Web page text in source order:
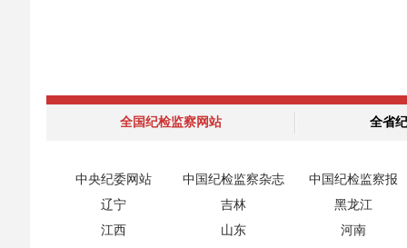
全国纪检监察网站 全省
中央纪委网站 中国纪检监察杂志
中国纪检监察报
辽宁
吉林
黑龙江
江西
山东
河南